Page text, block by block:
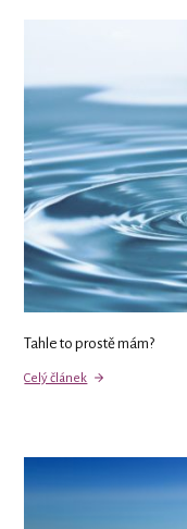
Tahle to prostě mám?
Celý článek